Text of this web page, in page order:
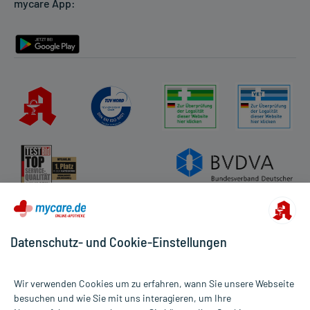
Rückgabe/Widerruf
mycare App:
Datenschutz- und Cookie-Einstellungen
Wir verwenden Cookies um zu erfahren, wann Sie unsere Webseite
besuchen und wie Sie mit uns interagieren, um Ihre